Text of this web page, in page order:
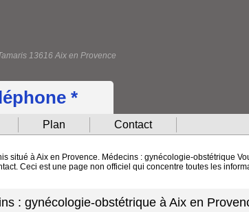
13616 Aix en Provence
*
Plan Contact
situé à Aix en Provence. Médecins : gynécologie-obstétrique
Ceci est une page non officiel qui concentre toutes les
: gynécologie-obstétrique à Aix en